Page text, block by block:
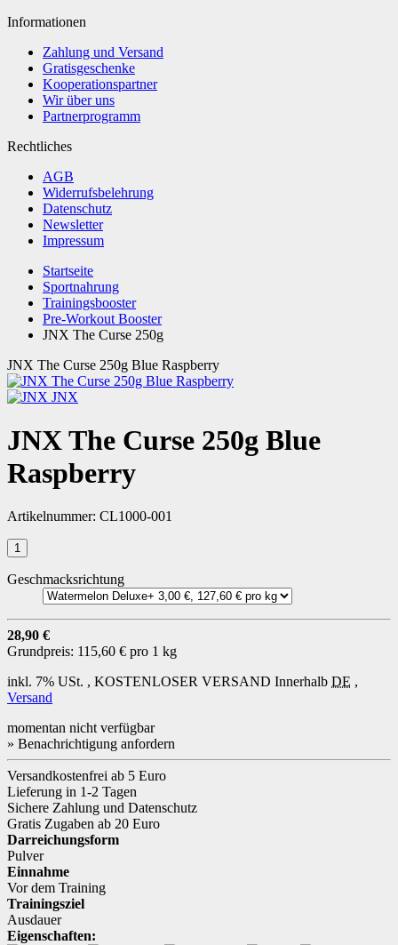
Informationen
Zahlung und Versand
Gratisgeschenke
Kooperationspartner
Wir über uns
Partnerprogramm
Rechtliches
AGB
Widerrufsbelehrung
Datenschutz
Newsletter
Impressum
Startseite
Sportnahrung
Trainingsbooster
Pre-Workout Booster
JNX The Curse 250g
JNX The Curse 250g Blue Raspberry
JNX
JNX The Curse 250g Blue
Raspberry
Artikelnummer: CL1000-001
Geschmacksrichtung
28,90 €
Grundpreis: 115,60 € pro 1 kg
inkl. 7% USt. , KOSTENLOSER VERSAND Innerhalb DE ,
Versand
momentan nicht verfügbar
» Benachrichtigung anfordern
Versandkostenfrei ab 5 Euro
Lieferung in 1-2 Tagen
Sichere Zahlung und Datenschutz
Gratis Zugaben ab 20 Euro
Darreichungsform
Pulver
Einnahme
Vor dem Training
Trainingsziel
Ausdauer
Eigenschaften: